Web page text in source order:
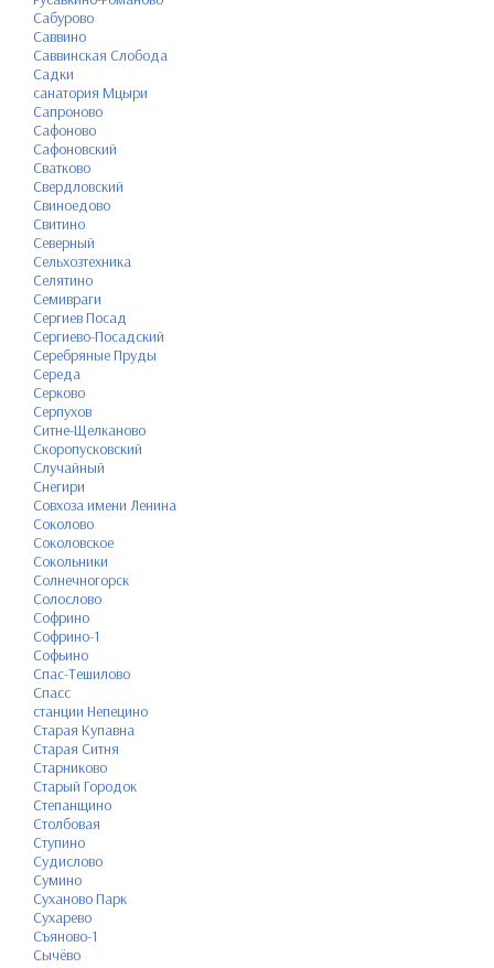
Сабурово
Саввино
Саввинская Слобода
Садки
санатория Мцыри
Сапроново
Сафоново
Сафоновский
Сватково
Свердловский
Свиноедово
Свитино
Северный
Сельхозтехника
Селятино
Семивраги
Сергиев Посад
Сергиево-Посадский
Серебряные Пруды
Середа
Серково
Серпухов
Ситне-Щелканово
Скоропусковский
Случайный
Снегири
Совхоза имени Ленина
Соколово
Соколовское
Сокольники
Солнечногорск
Солослово
Софрино
Софрино-1
Софьино
Спас-Тешилово
Спасс
станции Непецино
Старая Купавна
Старая Ситня
Старниково
Старый Городок
Степанщино
Столбовая
Ступино
Судислово
Сумино
Суханово Парк
Сухарево
Съяново-1
Сычёво